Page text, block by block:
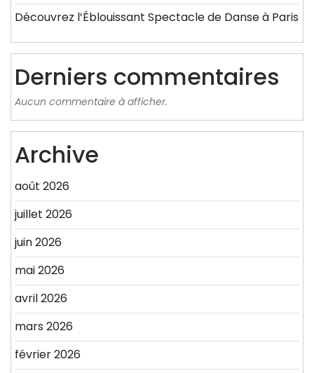
Découvrez l’Éblouissant Spectacle de Danse à Paris
Derniers commentaires
Aucun commentaire à afficher.
Archive
août 2026
juillet 2026
juin 2026
mai 2026
avril 2026
mars 2026
février 2026